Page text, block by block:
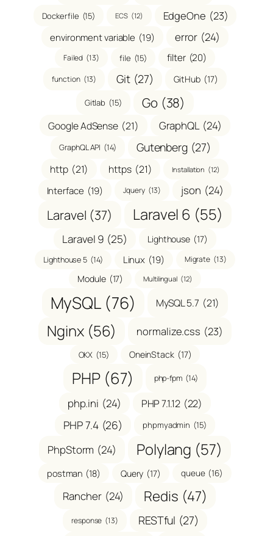
Dockerfile (15) ECS (12) EdgeOne (23)
environment variable (19) error (24)
Failed (13) file (15) filter (20)
function (13) Git (27) GitHub (17)
Gitlab (15) Go (38)
Google AdSense (21) GraphQL (24)
GraphQL API (14) Gutenberg (27)
http (21) https (21) Installation (12)
Interface (19) Jquery (13) json (24)
Laravel (37) Laravel 6 (55)
Laravel 9 (25) Lighthouse (17)
Lighthouse 5 (14) Linux (19) Migrate (13)
Module (17) Multilingual (12)
MySQL (76) MySQL 5.7 (21)
Nginx (56) normalize.css (23)
OKX (15) OneinStack (17)
PHP (67) php-fpm (14)
php.ini (24) PHP 7.1.12 (22)
PHP 7.4 (26) phpmyadmin (15)
PhpStorm (24) Polylang (57)
postman (18) Query (17) queue (16)
Rancher (24) Redis (47)
response (13) RESTful (27)